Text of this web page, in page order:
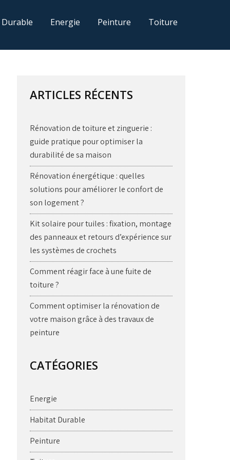
Energie Peinture Toiture
ARTICLES RÉCENTS
Rénovation de toiture et zinguerie :
guide pratique pour optimiser la
durabilité de sa maison
Rénovation énergétique : quelles
solutions pour améliorer le confort de
son logement ?
Kit solaire pour tuiles : fixation, montage
des panneaux et retours d’expérience sur
les systèmes de crochets
Comment réagir face à une fuite de
toiture ?
Comment optimiser la rénovation de
votre maison grâce à des travaux de
peinture
CATÉGORIES
Energie
Habitat Durable
Peinture